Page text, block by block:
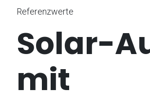
Referenzwerte
Solar-
mit